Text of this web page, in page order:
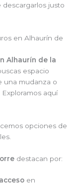
descargarlos justo
en Alhaurín de
Alhaurín de la
espacio
una mudanza o
aquí
opciones de
destacan por:
en